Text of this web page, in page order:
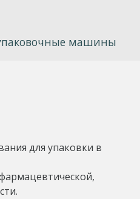
машины
для упаковки в